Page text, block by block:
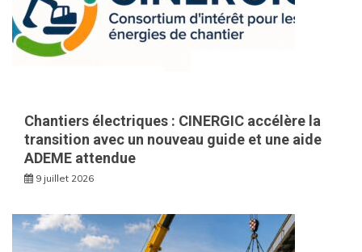
Chantiers électriques : CINERGIC accélère la
transition avec un nouveau guide et une aide
ADEME attendue
9 juillet 2026